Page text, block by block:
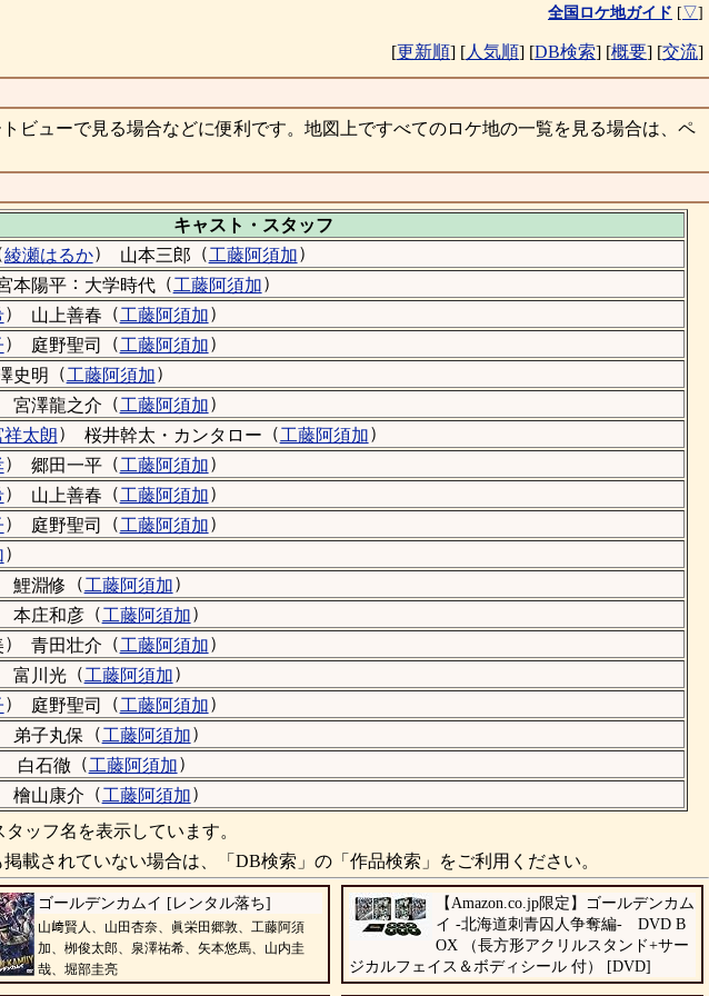
全国ロケ地ガイド [▽]
[更新順] [人気順] [DB検索] [概要] [交流]
ビューで見る場合などに便利です。地図上ですべてのロケ地の一覧を見る場合は、ペ
キャスト・ スタッフ
綾瀬はるか） 山本三郎 （工藤阿須加）
本陽平： 大学時代 （工藤阿須加）
） 山上善春 （工藤阿須加）
） 庭野聖司 （工藤阿須加）
史明 （工藤阿須加）
宮澤龍之介 （工藤阿須加）
祥太朗） 桜井幹太・カンタロー （工藤阿須加）
） 郷田一平（工藤阿須加）
） 山上善春 （工藤阿須加）
） 庭野聖司 （工藤阿須加）
）
鯉淵修 （工藤阿須加）
本庄和彦（工藤阿須加）
） 青田壮介 （工藤阿須加）
富川光（工藤阿須加）
） 庭野聖司 （工藤阿須加）
弟子丸保 （工藤阿須加）
白石徹 （工藤阿須加）
檜山康介 （工藤阿須加）
ッフ名を表示しています。
されていない場合は、「DB検索」の「作品検索」をご利用ください。
ゴールデンカムイ [レンタル落ち]
山﨑賢人、山田杏奈、眞栄田郷敦、工藤阿須
加、栁俊太郎、泉澤祐希、矢本悠馬、山内圭
哉、堀部圭亮
【Amazon.co.jp限定】ゴールデンカム
イ -北海道刺青囚人争奪編- DVD B
OX （長方形アクリルスタンド+サー
ジカルフェイス＆ボディシール 付） [DVD]